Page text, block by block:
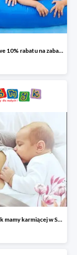
Dodatkowe 10% rabatu na zabawki ogrodowe i baseny
Niezbędnik mamy karmiącej w Smyku do -40%